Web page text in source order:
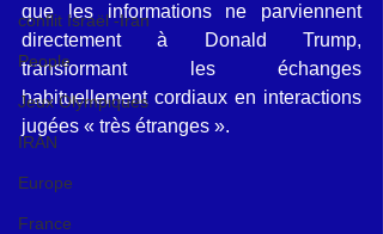
conflit Israël -Iran
People
Jeux Olympiques
IRAN
Europe
France
que les informations ne parviennent
directement à Donald Trump,
transformant les échanges
habituellement cordiaux en interactions
jugées « très étranges ».